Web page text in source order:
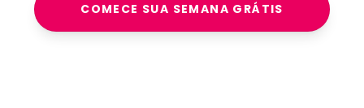
COMECE SUA SEMANA GRÁTIS